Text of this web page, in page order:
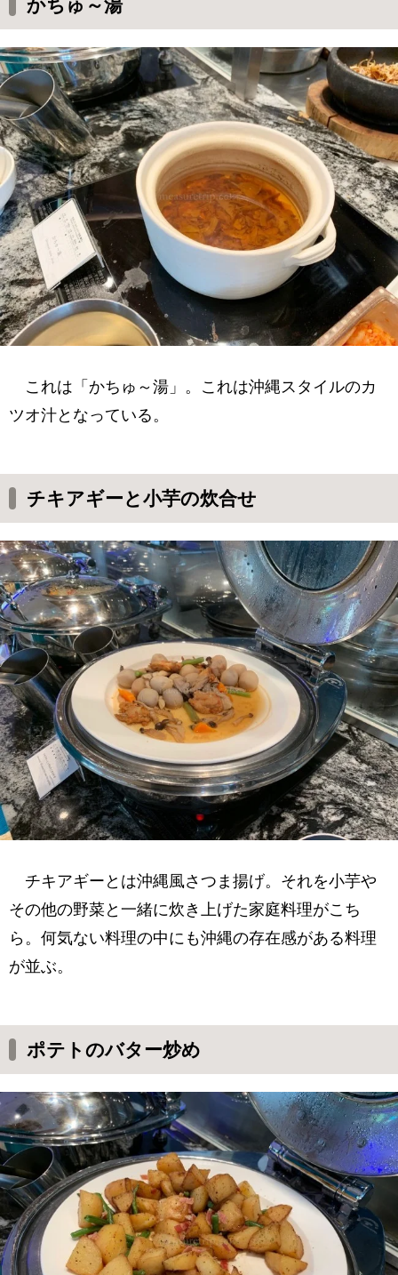
かちゅ～湯
これは「かちゅ～湯」。これは沖縄スタイルのカ
ツオ汁となっている。
チキアギーと小芋の炊合せ
チキアギーとは沖縄風さつま揚げ。それを小芋や
その他の野菜と一緒に炊き上げた家庭料理がこち
ら。何気ない料理の中にも沖縄の存在感がある料理
が並ぶ。
ポテトのバター炒め